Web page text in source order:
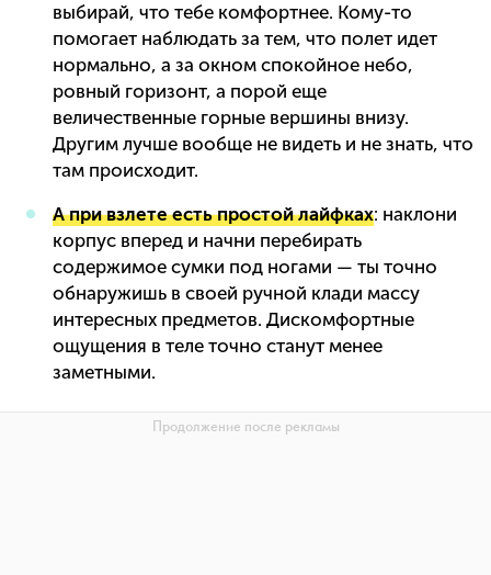
выбирай, что тебе комфортнее. Кому-то
помогает наблюдать за тем, что полет идет
нормально, а за окном спокойное небо,
ровный горизонт, а порой еще
величественные горные вершины внизу.
Другим лучше вообще не видеть и не знать, что
там происходит.
А при взлете есть простой лайфках: наклони
корпус вперед и начни перебирать
содержимое сумки под ногами — ты точно
обнаружишь в своей ручной клади массу
интересных предметов. Дискомфортные
ощущения в теле точно станут менее
заметными.